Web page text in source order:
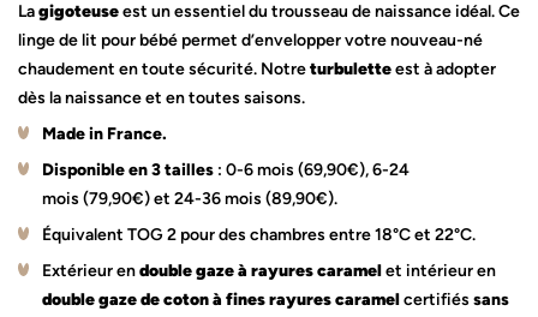
Lagigoteuseest un essentiel du trousseau de naissance idéal. Ce
linge de lit pour bébé permet d’envelopper votre nouveau-né
chaudement en toute sécurité. Notreturbuletteest à adopter
dès la naissance et en toutes saisons.
Made in France.
Disponible en 3 tailles : 0-6 mois (69,90€), 6-24
mois (79,90€) et 24-36 mois (89,90€).
Équivalent TOG 2 pour des chambres entre 18°C et 22°C.
Extérieur endouble gaze à rayures caramelet intérieur en
double gaze de coton à fines rayures caramelcertifiés sans